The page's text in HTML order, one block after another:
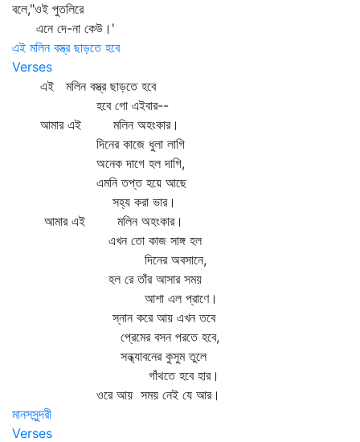
বলে,"ওই পুতলিরে
এনে দে-না কেউ।'
এই মলিন বস্ত্র ছাড়তে হবে
Verses
এই মলিন বস্ত্র ছাড়তে হবে
হবে গো এইবার--
আমার এই মলিন অহংকার।
দিনের কাজে ধুলা লাগি
অনেক দাগে হল দাগি,
এমনি তপ্ত হয়ে আছে
সহ্য করা ভার।
আমার এই মলিন অহংকার।
এখন তো কাজ সাঙ্গ হল
দিনের অবসানে,
হল রে তাঁর আসার সময়
আশা এল প্রাণে।
স্নান করে আয় এখন তবে
প্রেমের বসন পরতে হবে,
সন্ধ্যাবনের কুসুম তুলে
গাঁথতে হবে হার।
ওরে আয় সময় নেই যে আর।
মানসসুন্দরী
Verses